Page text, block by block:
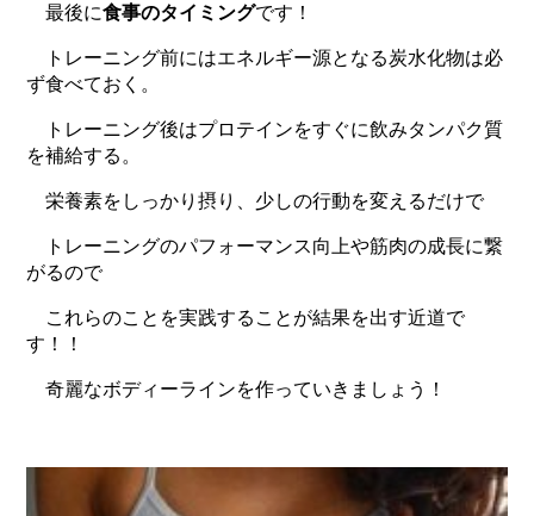
最後に食事のタイミングです！
トレーニング前にはエネルギー源となる炭水化物は必
ず食べておく。
トレーニング後はプロテインをすぐに飲みタンパク質
を補給する。
栄養素をしっかり摂り、少しの行動を変えるだけで
トレーニングのパフォーマンス向上や筋肉の成長に繋
がるので
これらのことを実践することが結果を出す近道で
す！！
奇麗なボディーラインを作っていきましょう！